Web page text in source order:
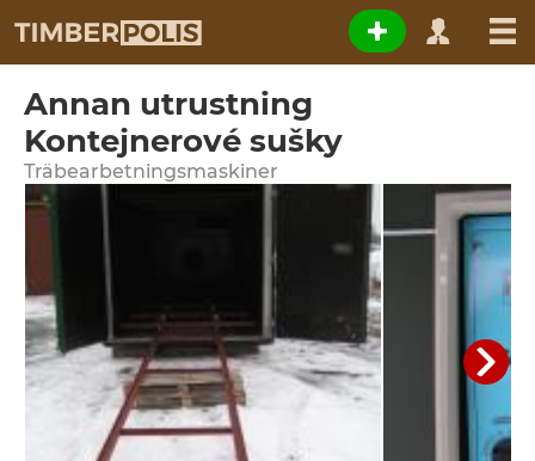
Annan utrustning
Kontejnerové sušky
Träbearbetningsmaskiner